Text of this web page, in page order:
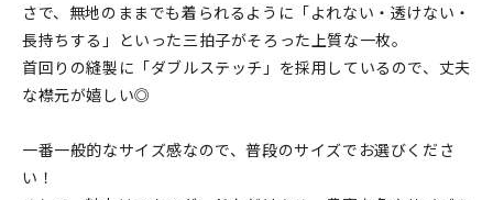
ギャラリー
おしらせ
さで、無地のままでも着られるように「よれない・透けない・
長持ちする」といった三拍子がそろった上質な一枚。
首回りの縫製に「ダブルステッチ」を採用しているので、丈夫
な襟元が嬉しい◎
一番一般的なサイズ感なので、普段のサイズでお選びくださ
い！